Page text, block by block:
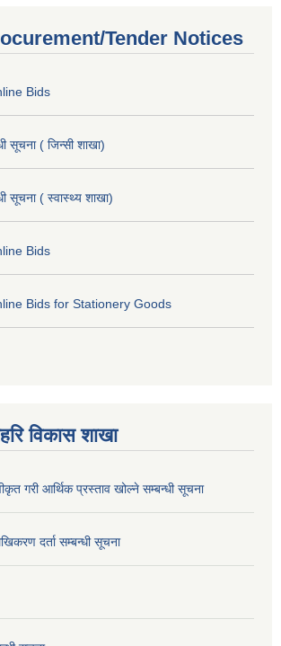
Tender Notices
Bids
सूचना ( जिन्सी शाखा)
सूचना ( स्वास्थ्य शाखा)
Bids
Bids for Stationery Goods
विकास शाखा
गरी आर्थिक प्रस्ताव खोल्ने सम्बन्धी सूचना
दर्ता सम्बन्धी सूचना